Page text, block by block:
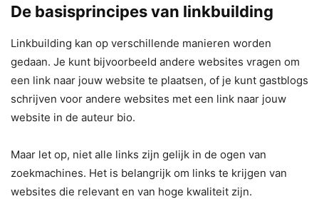
De basisprincipes van linkbuilding
Linkbuilding kan op verschillende manieren worden
gedaan. Je kunt bijvoorbeeld andere websites vragen om
een link naar jouw website te plaatsen, of je kunt gastblogs
schrijven voor andere websites met een link naar jouw
website in de auteur bio.
Maar let op, niet alle links zijn gelijk in de ogen van
zoekmachines. Het is belangrijk om links te krijgen van
websites die relevant en van hoge kwaliteit zijn.